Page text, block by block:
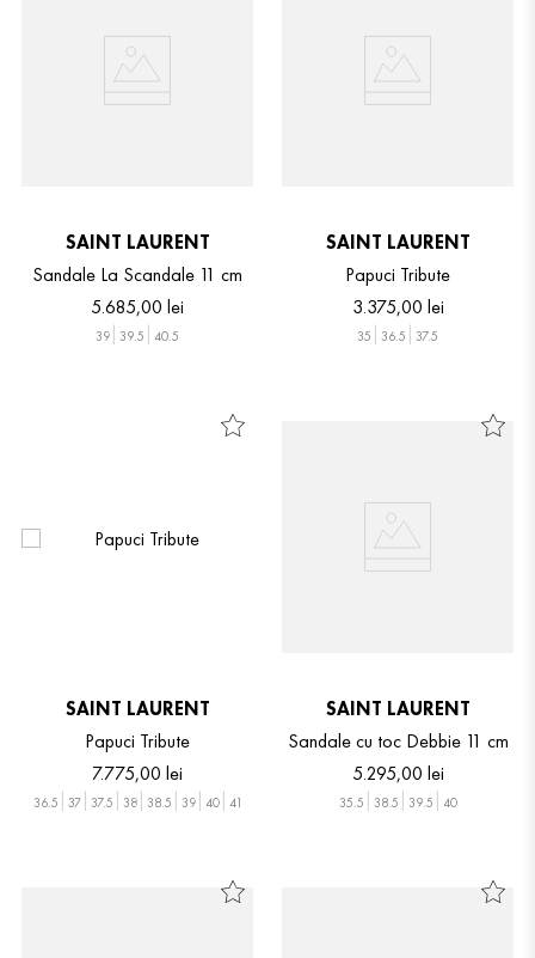
SAINT LAURENT
Sandale La Scandale 11 cm
5.685,00 lei
39 39.5 40.5
SAINT LAURENT
Papuci Tribute
3.375,00 lei
35 36.5 37.5
SAINT LAURENT
Papuci Tribute
7.775,00 lei
36.5 37 37.5 38 38.5 39 40 41
SAINT LAURENT
Sandale cu toc Debbie 11 cm
5.295,00 lei
35.5 38.5 39.5 40